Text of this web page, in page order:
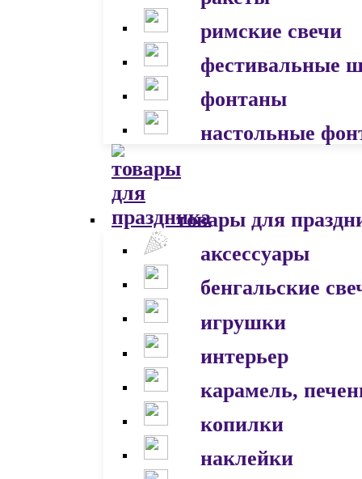
римские свечи
фестивальные
фонтаны
настольные
товары для
аксессуары
бенгальские
игрушки
интерьер
карамель,
копилки
наклейки